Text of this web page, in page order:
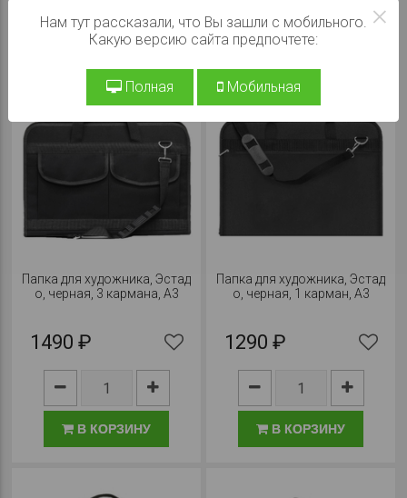
В КОРЗИНУ В КОРЗИНУ
Папка для художника, Эстад
о, черная, 3 кармана, А3
1490 ₽
В КОРЗИНУ
Папка для художника, Эстад
о, черная, 1 карман, А3
1290 ₽
В КОРЗИНУ
×
Нам тут рассказали, что Вы зашли с мобильного.
Какую версию сайта предпочтете:
Полная Мобильная